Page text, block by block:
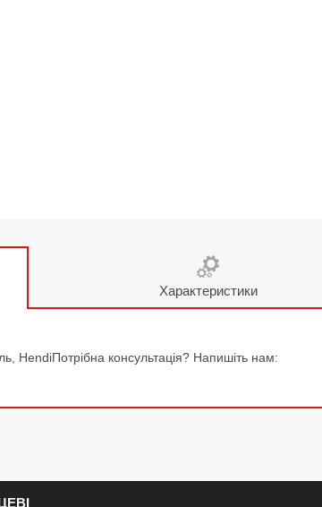
Характеристики
HendiПотрібна консультація? Напишіть нам: